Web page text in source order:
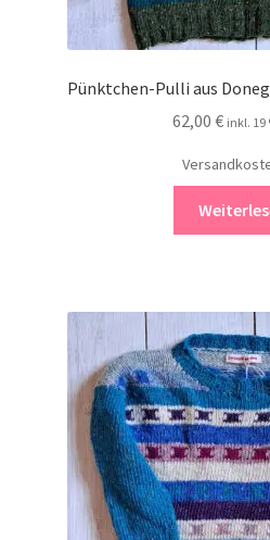
Pünktchen-Pulli aus
62,00 € inkl. 19